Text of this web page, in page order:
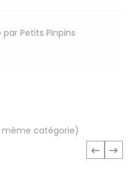
Petits Pinpins
même catégorie)